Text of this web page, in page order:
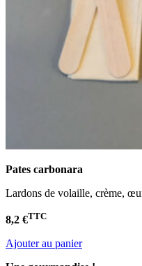
Pates carbonara
Lardons de volaille, crème,
8,2 €TTC
Ajouter au panier